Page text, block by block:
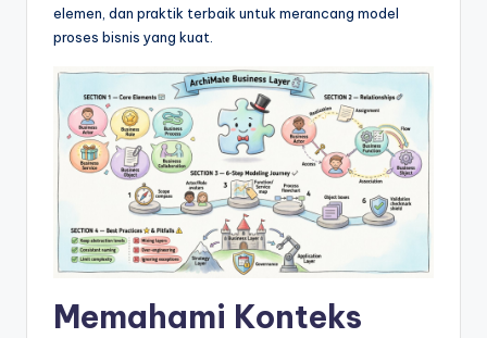
si
elemen, dan praktik terbaik untuk merancang model
proses bisnis yang kuat.
Memahami Konteks